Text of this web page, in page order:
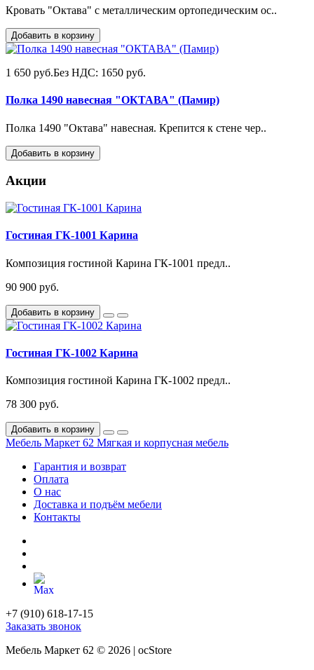
Кровать "Октава" с металлическим ортопедическим ос..
Добавить в корзину
1 650 руб.Без НДС: 1650 руб.
Полка 1490 навесная "ОКТАВА" (Памир)
Полка 1490 "Октава" навесная. Крепится к стене чер..
Добавить в корзину
Акции
Гостиная ГК-1001 Карина
Композиция гостиной Карина ГК-1001 предл..
90 900 руб.
Добавить в корзину
Гостиная ГК-1002 Карина
Композиция гостиной Карина ГК-1002 предл..
78 300 руб.
Добавить в корзину
Мебель Маркет 62 Мягкая и корпусная мебель
Гарантия и возврат
Оплата
О нас
Доставка и подъём мебели
Контакты
+7 (910) 618-17-15
Заказать звонок
Мебель Маркет 62 © 2026 | ocStore